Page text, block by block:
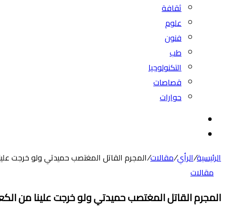
ثقافة
علوم
فنون
طب
التكنولوجيا
قصاصات
حوارات
المظلم
الرئيسية/الرأي/مقالات/المجرم القاتل المغتصب حميدتي ولو خرجت
مقالات
المجرم القاتل المغتصب حميدتي ولو خرجت علينا من